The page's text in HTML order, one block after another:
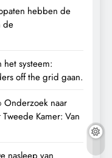
hebben de
de
systeem:
off the grid gaan.
Onderzoek naar
Kamer: Van